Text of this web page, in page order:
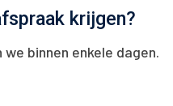
krijgen?
binnen enkele dagen.